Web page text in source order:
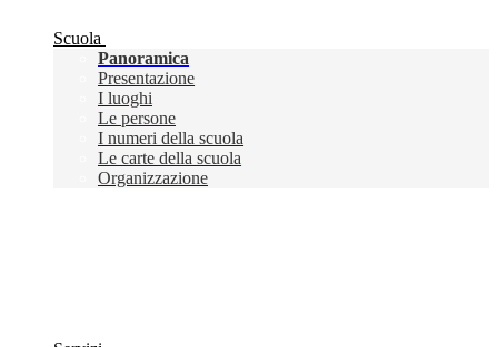
Scuola
Panoramica
Presentazione
I luoghi
Le persone
I numeri della scuola
Le carte della scuola
Organizzazione